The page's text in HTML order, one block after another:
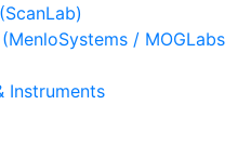
/ MOGLabs
Instruments